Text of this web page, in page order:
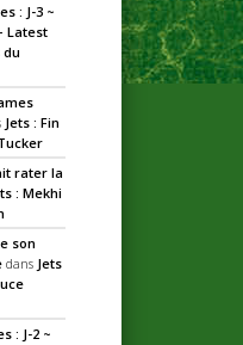
: J-3 ~
Latest
du
Jets : Fin
rater la
: Mekhi
son
dans Jets
: J-2 ~